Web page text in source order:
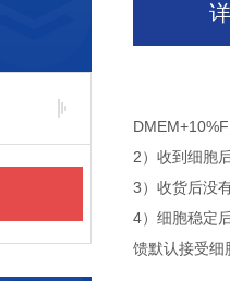
2）收到细胞
3）收货后没
4）细胞稳定
馈默认接受细